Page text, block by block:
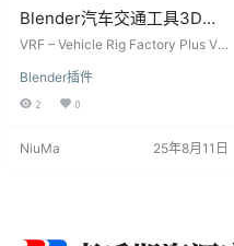
Blender汽车交通工具3D绑
定动画插件 VRF – Vehicle
VRF – Vehicle Rig Factory Plus V
车交通工具绑定插件，旨在帮助用
户快速构建自己的车辆绑定。该插
都能根据用户的需求进行定制。VRF
Blender插件
2 0
NiuMa 25年8月11日